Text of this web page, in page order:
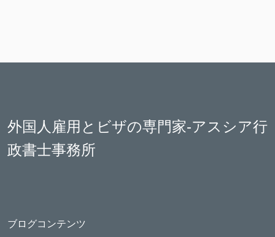
外国人雇用とビザの専門家-アスシア行
政書士事務所
ブログコンテンツ